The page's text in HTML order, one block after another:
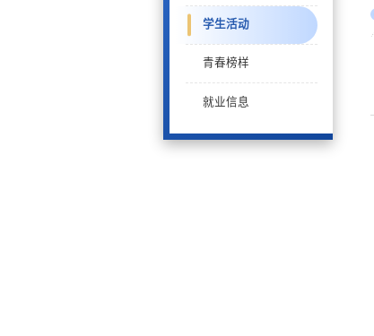
学生活动
青春榜样
就业信息